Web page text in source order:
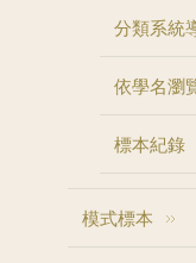
分類系統
依學名瀏
標本紀錄
模式標本